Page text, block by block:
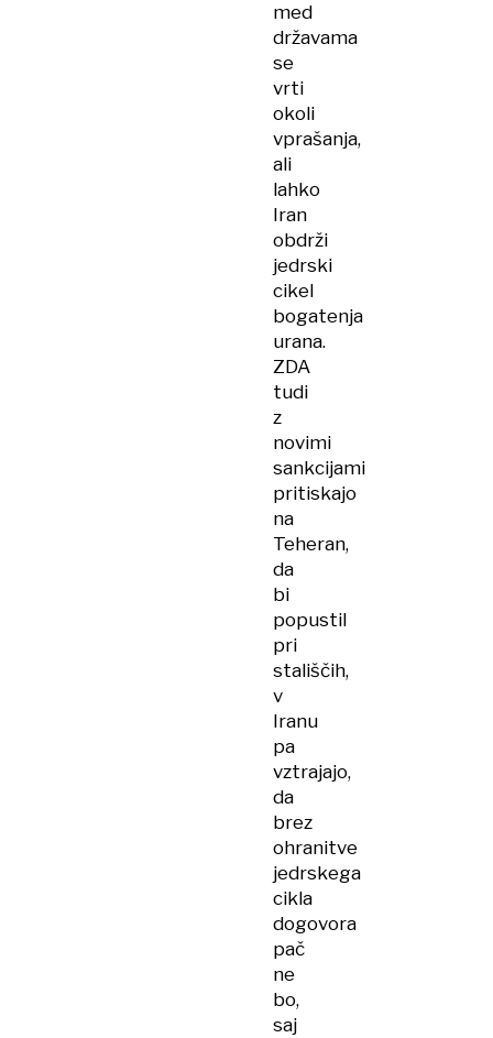
med
državama
se
vrti
okoli
vprašanja,
ali
lahko
Iran
obdrži
jedrski
cikel
bogatenja
urana.
ZDA
tudi
z
novimi
sankcijami
pritiskajo
na
Teheran,
da
bi
popustil
pri
stališčih,
v
Iranu
pa
vztrajajo,
da
brez
ohranitve
jedrskega
cikla
dogovora
pač
ne
bo,
saj